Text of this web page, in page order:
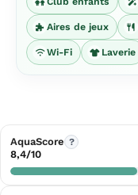
Aires de jeux
Wi-Fi Laverie
AquaScore ?
8,4/10